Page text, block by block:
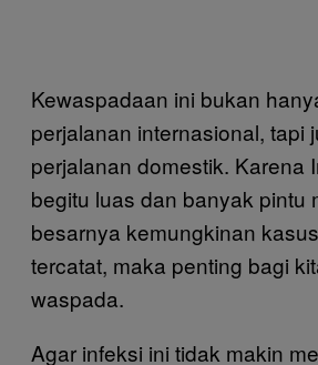
Kewaspadaan ini bukan
perjalanan internasional, tapi
perjalanan domestik. Karena
begitu luas dan banyak pintu
besarnya kemungkinan
tercatat, maka penting bagi
waspada.
Agar infeksi ini tidak makin